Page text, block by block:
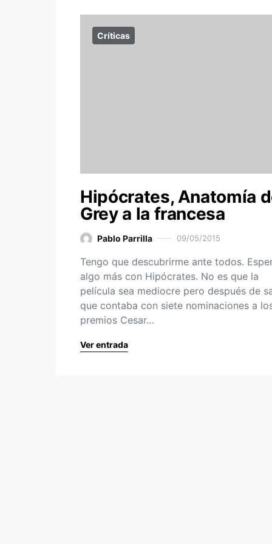
Críticas
Hipócrates, Anatomía
Grey a la francesa
Pablo Parrilla 09/05/2015
Tengo que descubrirme ante todos.
algo más con Hipócrates. No es que la
película sea mediocre pero después de
que contaba con siete nominaciones a
premios Cesar…
Ver entrada